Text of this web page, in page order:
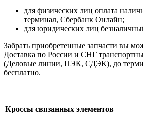
для физических лиц оплата
терминал, Сбербанк Онлайн;
для юридических лиц
Забрать приобретенные запчасти вы
Доставка по России и СНГ
(Деловые линии, ПЭК, СДЭК), до
бесплатно.
Кроссы связанных элементов